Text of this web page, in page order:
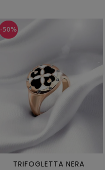
-50%
TRIFOGLETTA NERA